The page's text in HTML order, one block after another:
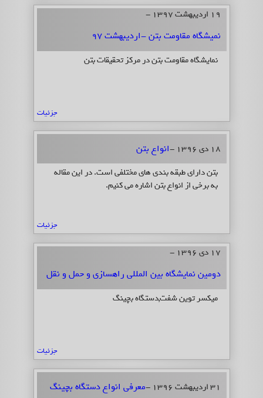
19 اردیبهشت 1397 -
نمیشگاه مقاومت بتن -اردیبهشت ۹۷
نمایشگاه مقاومت بتن در مرکز تحقیقات بتن
جزئیات
18 دی 1396 - انواع بتن
بتن دارای طبقه بندی های مختلفی است. در این مقاله
به برخی از انواع بتن اشاره می کنیم.
جزئیات
17 دی 1396 -
دومین نمایشگاه بین المللی راهسازی و حمل و نقل
میکسر توین شفت,دستگاه بچینگ
جزئیات
31 اردیبهشت 1396 - معرفی انواع دستگاه بچینگ